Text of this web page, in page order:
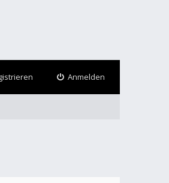
Anmelden